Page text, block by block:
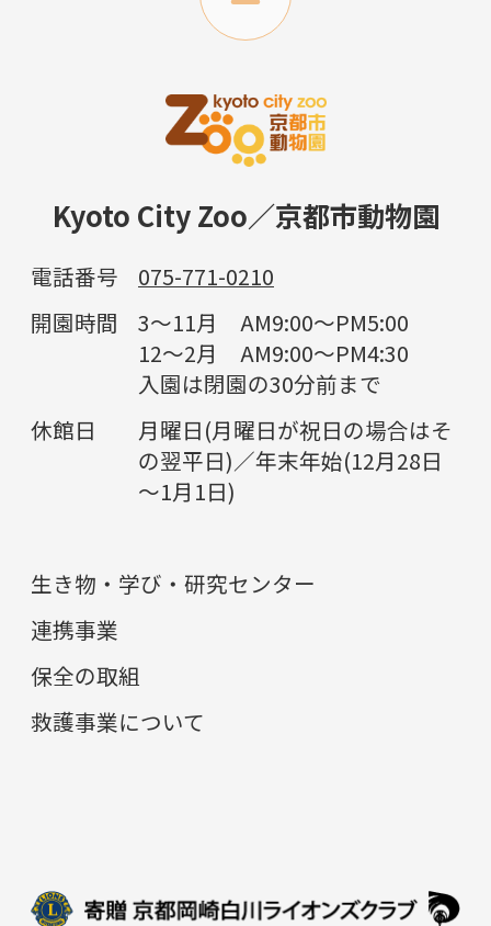
Kyoto City Zoo／京都市動物園
電話番号
075-771-0210
開園時間
3～11月 AM9:00～PM5:00
12～2月 AM9:00～PM4:30
入園は閉園の30分前まで
休館日
月曜日(月曜日が祝日の場合はそ
の翌平日)／年末年始(12月28日
～1月1日)
生き物・学び・研究センター
連携事業
保全の取組
救護事業について